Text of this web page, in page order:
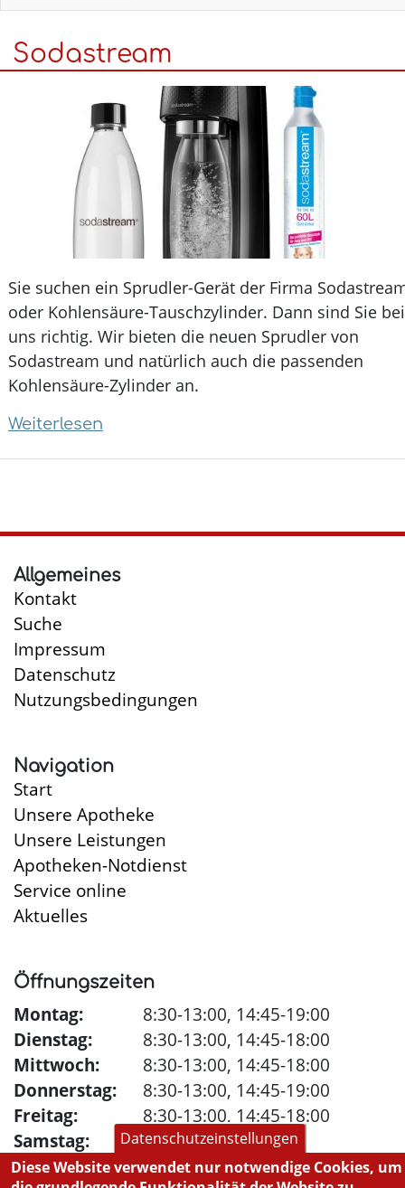
Schaumbäder
Sodastream
Sie suchen ein Sprudler-Gerät der Firma
oder Kohlensäure-Tauschzylinder. Dann sind Sie bei
uns richtig. Wir bieten die neuen Sprudler von
Sodastream und natürlich auch die passenden
Kohlensäure-Zylinder an.
Weiterlesen
Allgemeines
Kontakt
Suche
Impressum
Datenschutz
Nutzungsbedingungen
Navigation
Start
Unsere Apotheke
Unsere Leistungen
Apotheken-Notdienst
Service online
Aktuelles
Öffnungszeiten
Montag:
8:30-13:00, 14:45-19:00
Dienstag:
8:30-13:00, 14:45-18:00
Mittwoch:
8:30-13:00, 14:45-18:00
Donnerstag:
8:30-13:00, 14:45-19:00
Freitag:
8:30-13:00, 14:45-18:00
Samstag:
8:30-12:00
Datenschutzeinstellungen
Diese Website verwendet nur notwendige Cookies, um